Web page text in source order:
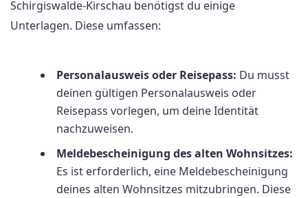
Schirgiswalde-Kirschau benötigst du einige
Unterlagen. Diese umfassen:
Personalausweis oder Reisepass: Du musst
deinen gültigen Personalausweis oder
Reisepass vorlegen, um deine Identität
nachzuweisen.
Meldebescheinigung des alten Wohnsitzes:
Es ist erforderlich, eine Meldebescheinigung
deines alten Wohnsitzes mitzubringen. Diese